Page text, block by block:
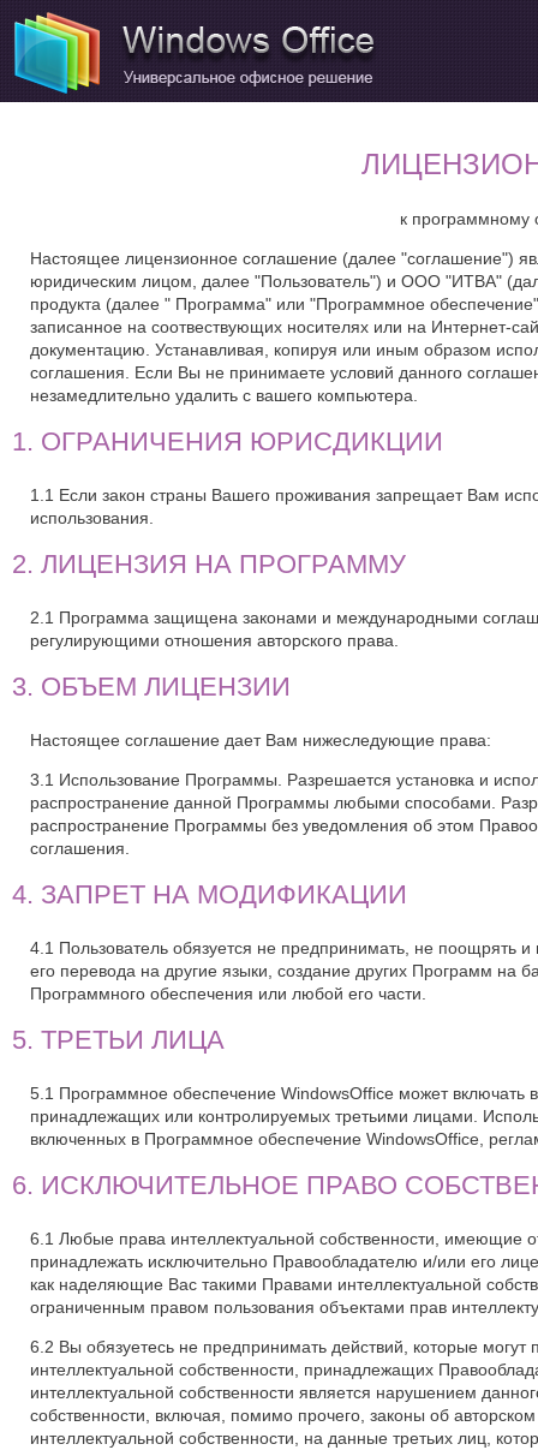
к программному
Настоящее лицензионное соглашение (далее "соглашение")
юридическим лицом, далее "Пользователь") и ООО "ИТВА"
продукта (далее " Программа" или "Программное
записанное на соотвествующих носителях или на Интернет-
документацию. Устанавливая, копируя или иным образом
соглашения. Если Вы не принимаете условий данного
незамедлительно удалить с вашего компьютера.
1. ОГРАНИЧЕНИЯ ЮРИСДИКЦИИ
1.1 Если закон страны Вашего проживания запрещает Вам
использования.
2. ЛИЦЕНЗИЯ НА ПРОГРАММУ
2.1 Программа защищена законами и международными
регулирующими отношения авторского права.
3. ОБЪЕМ ЛИЦЕНЗИИ
Настоящее соглашение дает Вам нижеследующие права:
3.1 Использование Программы. Разрешается установка и
распространение данной Программы любыми способами.
распространение Программы без уведомления об этом
соглашения.
4. ЗАПРЕТ НА МОДИФИКАЦИИ
4.1 Пользователь обязуется не предпринимать, не поощрять
его перевода на другие языки, создание других Программ на
Программного обеспечения или любой его части.
5. ТРЕТЬИ ЛИЦА
5.1 Программное обеспечение WindowsOffice может включать
принадлежащих или контролируемых третьими лицами.
включенных в Программное обеспечение WindowsOffice,
6. ИСКЛЮЧИТЕЛЬНОЕ ПРАВО
6.1 Любые права интеллектуальной собственности, имеющие
принадлежать исключительно Правообладателю и/или его
как наделяющие Вас такими Правами интеллектуальной
ограниченным правом пользования объектами прав
6.2 Вы обязуетесь не предпринимать действий, которые
интеллектуальной собственности, принадлежащих
интеллектуальной собственности является нарушением
собственности, включая, помимо прочего, законы об
интеллектуальной собственности, на данные третьих лиц,